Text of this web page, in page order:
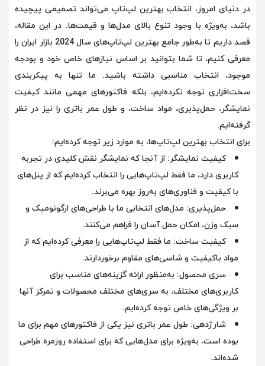
در دنیای امروز، انتخاب بهترین لپ‌تاپ می‌تواند تصمیمی پیچیده
باشد، به‌ویژه با وجود تنوع بالای مدل‌ها و قیمت‌ها. در این مقاله،
قصد داریم تا به‌طور جامع بهترین لپ‌تاپ‌های سال 2024 بازار ایران را
معرفی کنیم، تا شما بتوانید بر اساس نیازهای خاص خود و بودجه
موجود، انتخاب مناسبی داشته باشید. ما تنها به پیکربندی
سخت‌افزاری توجه نکرده‌ایم، بلکه فاکتورهای مهمی مانند کیفیت
نمایشگر، حمل‌پذیری، مواد ساخت، و طول عمر باتری را نیز در نظر
گرفته‌ایم.
برای انتخاب بهترین لپ‌تاپ‌ها، به موارد زیر توجه کرده‌ایم:
کیفیت نمایشگر: از آنجا که نمایشگر نقش کلیدی در تجربه
کاربری دارد، ما فقط لپ‌تاپ‌هایی را انتخاب کرده‌ایم که از پنل‌های
با کیفیت و فناوری‌های به‌روز بهره می‌برند.
حمل‌پذیری: مدل‌های انتخابی ما با طراحی‌های ارگونومیک و
سبک وزن، امکان حمل آسان را فراهم می‌کنند.
کیفیت ساخت: ما فقط لپ‌تاپ‌هایی را معرفی کرده‌ایم که از
مواد باکیفیت و شاسی‌های مقاوم برخوردارند.
سری محصول: به‌منظور ارائه گزینه‌های مناسب برای
کاربری‌های مختلف، به سری‌های مختلف محصولات و تمرکز آنها
بر ویژگی‌های خاص توجه کرده‌ایم.
شارژدهی: طول عمر باتری نیز یکی از فاکتورهای مهم برای ما
بوده است، به‌ویژه برای مدل‌هایی که برای استفاده روزمره طراحی
شده‌اند.